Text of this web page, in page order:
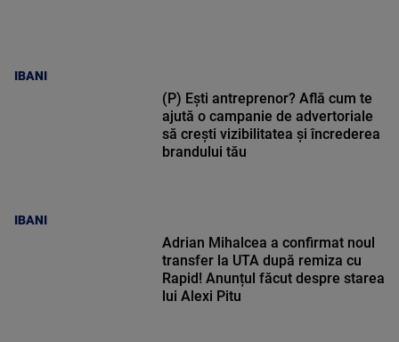
IBANI
IBANI
(P) Ești antreprenor? Află cum te
ajută o campanie de advertoriale
să crești vizibilitatea și încrederea
brandului tău
Adrian Mihalcea a confirmat noul
transfer la UTA după remiza cu
Rapid! Anunțul făcut despre starea
lui Alexi Pitu